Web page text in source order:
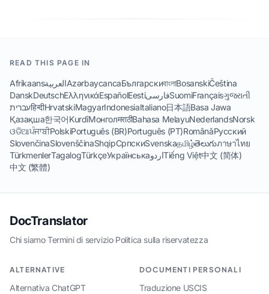
READ THIS PAGE IN
AfrikaansالعربيةAzərbaycancaБългарскиবাংলাBosanskiČeština
DanskDeutschΕλληνικάEspañolEestiفارسیSuomiFrançaisગુજરાતી
עבריתहिन्दीHrvatskiMagyarIndonesiaItaliano日本語Basa Jawa
Қазақша한국어KurdîМонголमराठीBahasa MelayuNederlandsNorsk
ଓଡିଆਪੰਜਾਬੀPolskiPortuguês (BR)Português (PT)RomânăРусский
SlovenčinaSlovenščinaShqipСрпскиSvenskaதமிழ்తెలుగుภาษาไทย
TürkmenlerTagalogTürkçeУкраїнськаاردوTiếng Việt中文 (简体)
中文 (繁體)
DocTranslator
Chi siamo·Termini di servizio·Politica sulla riservatezza
ALTERNATIVE
Alternativa ChatGPT
DOCUMENTI PERSONALI
Traduzione USCIS